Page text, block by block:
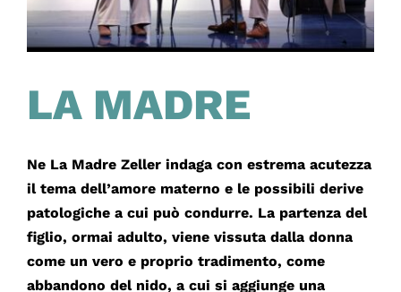
LA MADRE
Ne La Madre Zeller indaga con estrema acutezza
il tema dell’amore materno e le possibili derive
patologiche a cui può condurre. La partenza del
figlio, ormai adulto, viene vissuta dalla donna
come un vero e proprio tradimento, come
abbandono del nido, a cui si aggiunge una